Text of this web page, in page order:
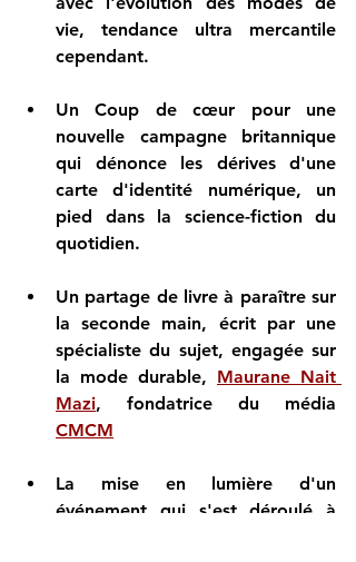
vie, tendance ultra mercantile
cependant.
Un Coup de cœur pour une
nouvelle campagne britannique
qui dénonce les dérives d'une
carte d'identité numérique, un
pied dans la science-fiction du
quotidien.
Un partage de livre à paraître sur
la seconde main, écrit par une
spécialiste du sujet, engagée sur
la mode durable, Maurane Nait
Mazi
CMCM
La mise en lumière d'un
événement qui s'est déroulé à